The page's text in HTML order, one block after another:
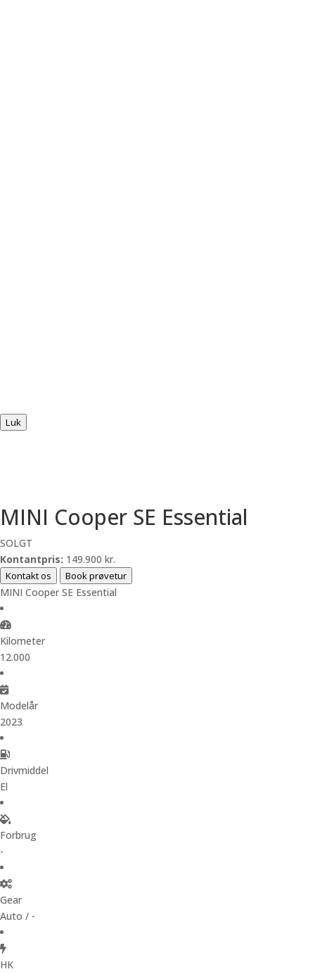
Luk
MINI Cooper SE Essential
SOLGT
Kontantpris: 149.900 kr.
Kontakt os Book prøvetur
MINI Cooper SE Essential
Kilometer
12.000
Modelår
2023
Drivmiddel
El
Forbrug
-
Gear
Auto / -
HK